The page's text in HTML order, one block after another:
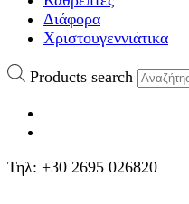
Διάφορα
Χριστουγεννιάτικα
Products search
Τηλ: +30 2695 026820